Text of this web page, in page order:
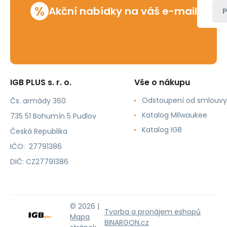
% Akční nabídky na váš e-mail
IGB PLUS s. r. o.
Čs. armády 360
735 51 Bohumín 5 Pudlov
Česká Republika
IČO: 27791386
DIČ: CZ27791386
Vše o nákupu
Odstoupení od smlouvy
Katalog Milwaukee
Katalog IGB
© 2026 |
Mapa
Tvorba a pronájem eshopů
BINARGON.cz